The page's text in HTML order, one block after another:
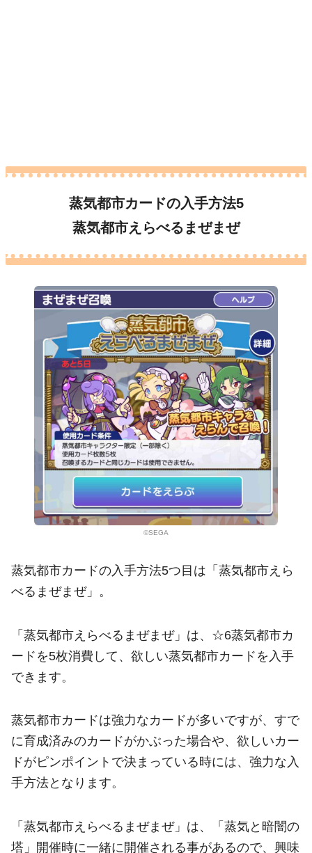
蒸気都市カードの入手方法5
蒸気都市えらべるまぜまぜ
©SEGA
蒸気都市カードの入手方法5つ目は「蒸気都市えら
べるまぜまぜ」。
「蒸気都市えらべるまぜまぜ」は、☆6蒸気都市カ
ードを5枚消費して、欲しい蒸気都市カードを入手
できます。
蒸気都市カードは強力なカードが多いですが、すで
に育成済みのカードがかぶった場合や、欲しいカー
ドがピンポイントで決まっている時には、強力な入
手方法となります。
「蒸気都市えらべるまぜまぜ」は、「蒸気と暗闇の
塔」開催時に一緒に開催される事があるので、興味